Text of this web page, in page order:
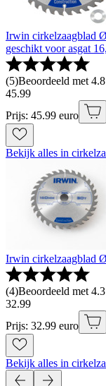
Irwin cirkelzaagblad
geschikt voor asgat
(5)Beoordeeld met
45.99
Prijs: 45.99 euro
Bekijk alles in
Irwin cirkelzaagblad
(4)Beoordeeld met
32.99
Prijs: 32.99 euro
Bekijk alles in